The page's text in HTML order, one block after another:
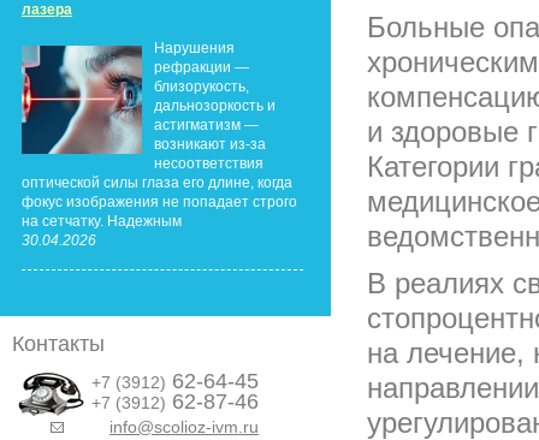
лазера
Нарушения
рефракции —
близорукость,
дальнозоркость и
астигматизм —
возникают из-за
несоответствия
оптической силы глаза его длине, когда
фокус изображения не попадает строго
на сетчатку. Надежным
30.04.2026
Контакты
+7 (3912) 62-64-45
+7 (3912) 62-87-46
info@scolioz-ivm.ru
Больные
и здоровые
Категории
В реалиях
на лечение,